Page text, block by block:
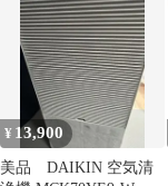
¥ 13,900
美品 DAIKIN 空気清